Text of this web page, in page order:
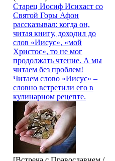
Старец Иосиф Исихаст со
Святой Горы Афон
рассказывал: когда он,
читая книгу, доходил до
слов «Иисус», «мой
Христос», то не мог
продолжать чтение. А мы
читаем без проблем!
Читаем слово «Иисус» –
словно встретили его в
кулинарном рецепте.